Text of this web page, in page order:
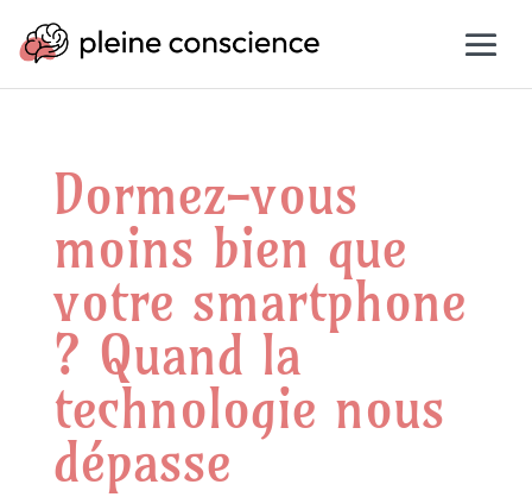
Dormez-vous
moins bien que
votre smartphone
? Quand la
technologie nous
dépasse